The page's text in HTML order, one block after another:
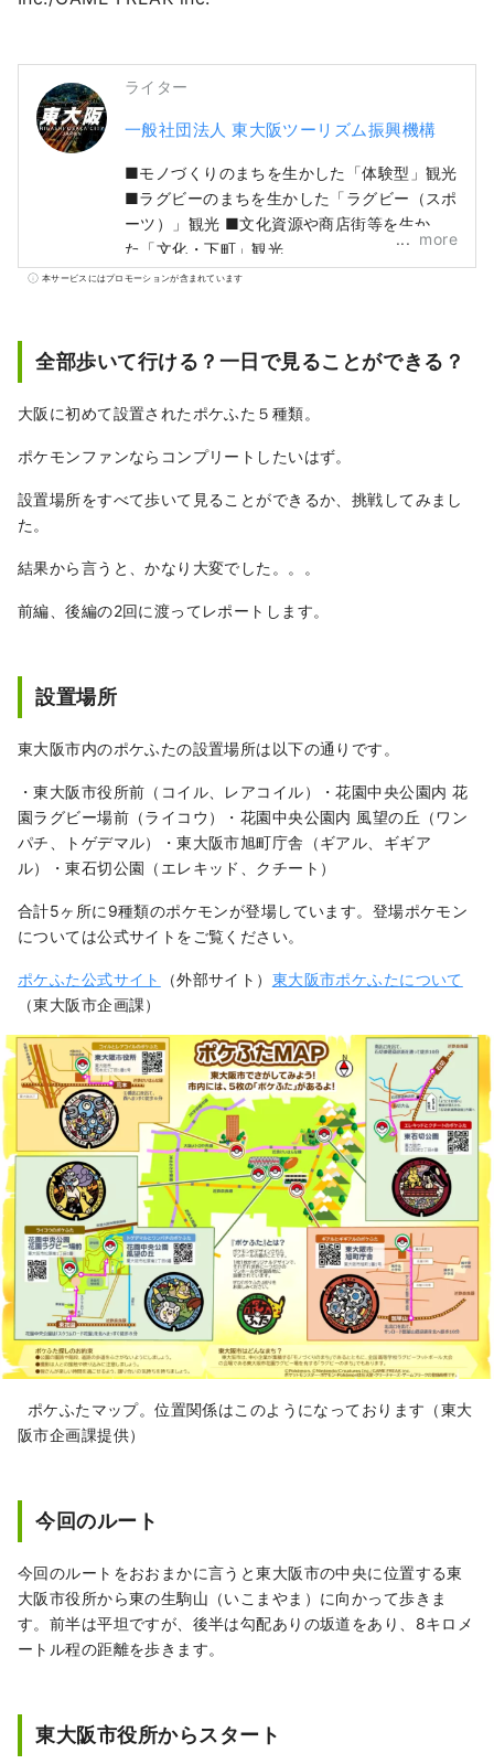
ライター
一般社団法人 東大阪ツーリズム振興機構
■モノづくりのまちを生かした「体験型」観光
■ラグビーのまちを生かした「ラグビー（スポ
ーツ）」観光 ■文化資源や商店街等を生かし
た「文化・下町」観光
more
本サービスにはプロモーションが含まれています
全部歩いて行ける？一日で見ることができる？
大阪に初めて設置されたポケふた５種類。
ポケモンファンならコンプリートしたいはず。
設置場所をすべて歩いて見ることができるか、挑戦してみまし
た。
結果から言うと、かなり大変でした。。。
前編、後編の2回に渡ってレポートします。
設置場所
東大阪市内のポケふたの設置場所は以下の通りです。
・東大阪市役所前（コイル、レアコイル）・花園中央公園内 花
園ラグビー場前（ライコウ）・花園中央公園内 風望の丘（ワン
パチ、トゲデマル）・東大阪市旭町庁舎（ギアル、ギギア
ル）・東石切公園（エレキッド、クチート）
合計5ヶ所に9種類のポケモンが登場しています。登場ポケモン
については公式サイトをご覧ください。
ポケふた公式サイト （外部サイト） 東大阪市ポケふたについて
（東大阪市企画課）
ポケふたマップ。位置関係はこのようになっております（東大
阪市企画課提供）
今回のルート
今回のルートをおおまかに言うと東大阪市の中央に位置する東
大阪市役所から東の生駒山（いこまやま）に向かって歩きま
す。前半は平坦ですが、後半は勾配ありの坂道をあり、8キロメ
ートル程の距離を歩きます。
東大阪市役所からスタート